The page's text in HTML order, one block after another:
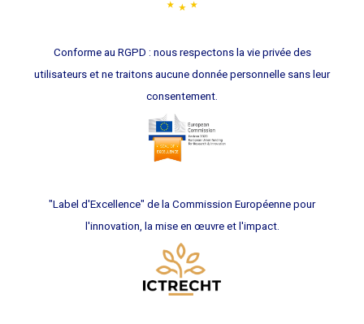
Conforme au RGPD : nous respectons la vie privée des
utilisateurs et ne traitons aucune donnée personnelle sans leur
consentement.
"Label d'Excellence" de la Commission Européenne pour
l'innovation, la mise en œuvre et l'impact.